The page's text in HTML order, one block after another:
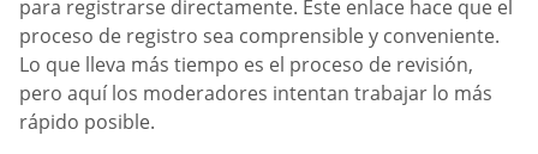
para registrarse directamente. Este enlace hace que el
proceso de registro sea comprensible y conveniente.
Lo que lleva más tiempo es el proceso de revisión,
pero aquí los moderadores intentan trabajar lo más
rápido posible.